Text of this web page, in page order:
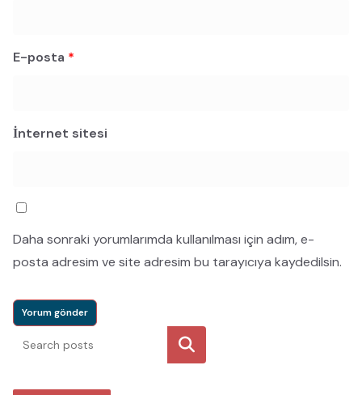
E-posta *
İnternet sitesi
Daha sonraki yorumlarımda kullanılması için adım, e-
posta adresim ve site adresim bu tarayıcıya kaydedilsin.
Ara